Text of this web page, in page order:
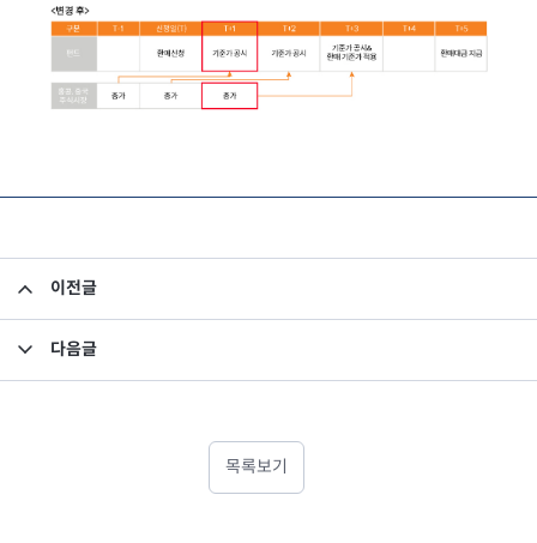
이전글
다음글
목록보기